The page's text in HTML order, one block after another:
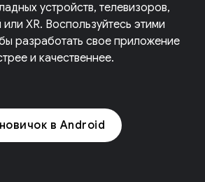
устройств, телевизоров,
XR. Воспользуйтесь этими
разработать свое приложение
и качественнее.
в Android